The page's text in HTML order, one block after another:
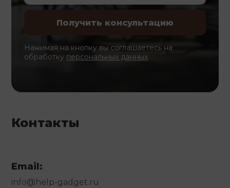
Нажимая на кнопку вы соглашаетесь на
обработку персональных данных
Контакты
Email:
info@help-gadget.ru